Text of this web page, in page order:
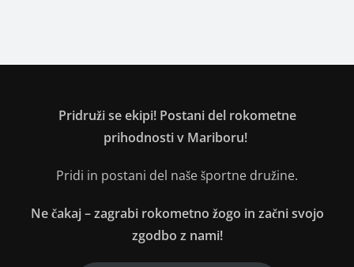
Pridruži se ekipi! Postani del rokometne
prihodnosti v Mariboru!
Pridi in postani del naše športne družine.
Ne čakaj – zagrabi rokometno žogo in začni svojo
zgodbo z nami!